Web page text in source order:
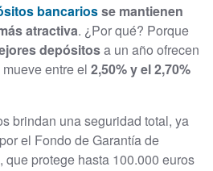
bancariosse mantienen
atractiva. ¿Por qué? Porque
depósitosa un año ofrecen
entre el 2,50% y el 2,70%
brindan una seguridad total, ya
el Fondo de Garantía de
que protege hasta 100.000 euros